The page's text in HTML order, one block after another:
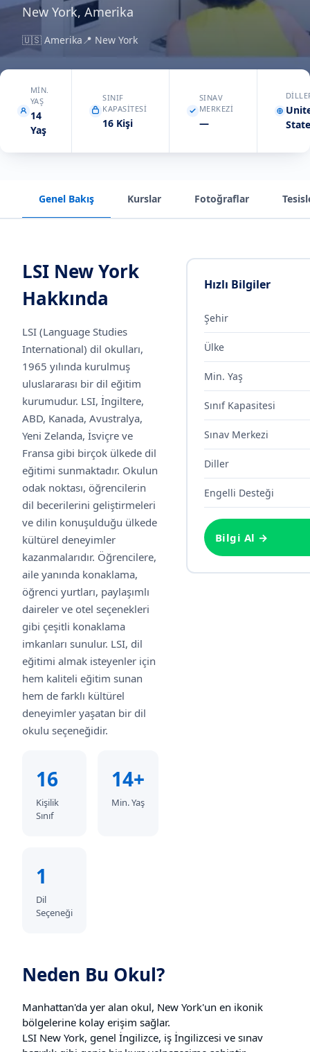
New York, Amerika
🇺🇸 Amerika📍 New York
MIN.
YAŞ
14
Yaş
SINIF
KAPASITESI
16 Kişi
SINAV
MERKEZI
—
Genel Bakış Kurslar Fotoğraflar
LSI New York
Hakkında
LSI (Language Studies
International) dil okulları,
1965 yılında kurulmuş
uluslararası bir dil eğitim
kurumudur. LSI, İngiltere,
ABD, Kanada, Avustralya,
Yeni Zelanda, İsviçre ve
Fransa gibi birçok ülkede dil
eğitimi sunmaktadır. Okulun
odak noktası, öğrencilerin
dil becerilerini geliştirmeleri
ve dilin konuşulduğu ülkede
kültürel deneyimler
kazanmalarıdır. Öğrencilere,
aile yanında konaklama,
öğrenci yurtları, paylaşımlı
daireler ve otel seçenekleri
gibi çeşitli konaklama
imkanları sunulur. LSI, dil
eğitimi almak isteyenler için
hem kaliteli eğitim sunan
hem de farklı kültürel
deneyimler yaşatan bir dil
okulu seçeneğidir.
16
Kişilik
Sınıf
14+
Min. Yaş
1
Dil
Seçeneği
Hızlı Bilgiler
Şehir
Ülke
Min. Yaş
Sınıf Kapasitesi
Sınav Merkezi
Diller
Engelli Desteği
Bilgi Al →
Neden Bu Okul?
Manhattan'da yer alan okul, New York'un en ikonik
bölgelerine kolay erişim sağlar.
LSI New York, genel İngilizce, iş İngilizcesi ve sınav